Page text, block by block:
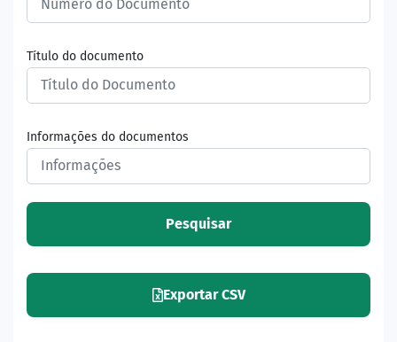
Título do documento
Informações do documentos
Pesquisar
Exportar CSV